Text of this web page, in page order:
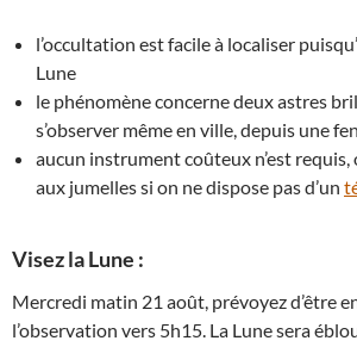
l’occultation est facile à localiser
Lune
le phénomène concerne deux astres
s’observer même en ville, depuis une
aucun instrument coûteux n’est requis,
aux jumelles si on ne dispose pas d’un
Visez la Lune :
Mercredi matin 21 août, prévoyez d’être
l’observation vers 5h15. La Lune sera